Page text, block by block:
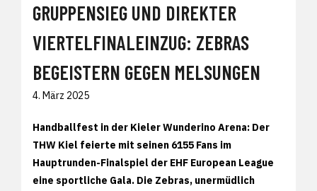
GRUPPENSIEG UND DIREKTER
VIERTELFINALEINZUG: ZEBRAS
BEGEISTERN GEGEN MELSUNGEN
4. März 2025
Handballfest in der Kieler Wunderino Arena: Der
THW Kiel feierte mit seinen 6155 Fans im
Hauptrunden-Finalspiel der EHF European League
eine sportliche Gala. Die Zebras, unermüdlich